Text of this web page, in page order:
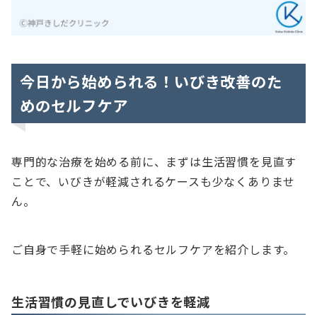
今日から始められる！いびき改善のた
めのセルフケア
専門的な治療を始める前に、まずは生活習慣を見直す
ことで、いびきが軽減されるケースも少なくありませ
ん。
ご自身で手軽に始められるセルフケアを紹介します。
生活習慣の見直しでいびきを軽減